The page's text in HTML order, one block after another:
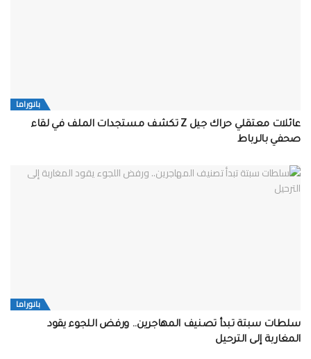
بانوراما
عائلات معتقلي حراك جيل Z تكشف مستجدات الملف في لقاء
صحفي بالرباط
بانوراما
سلطات سبتة تبدأ تصنيف المهاجرين.. ورفض اللجوء يقود
المغاربة إلى الترحيل